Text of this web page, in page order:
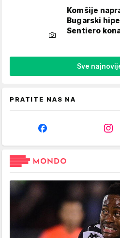
Komšije
Bugarski
Sentiero
Sve
PRATITE NAS NA